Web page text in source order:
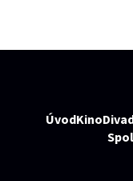
ÚvodKino